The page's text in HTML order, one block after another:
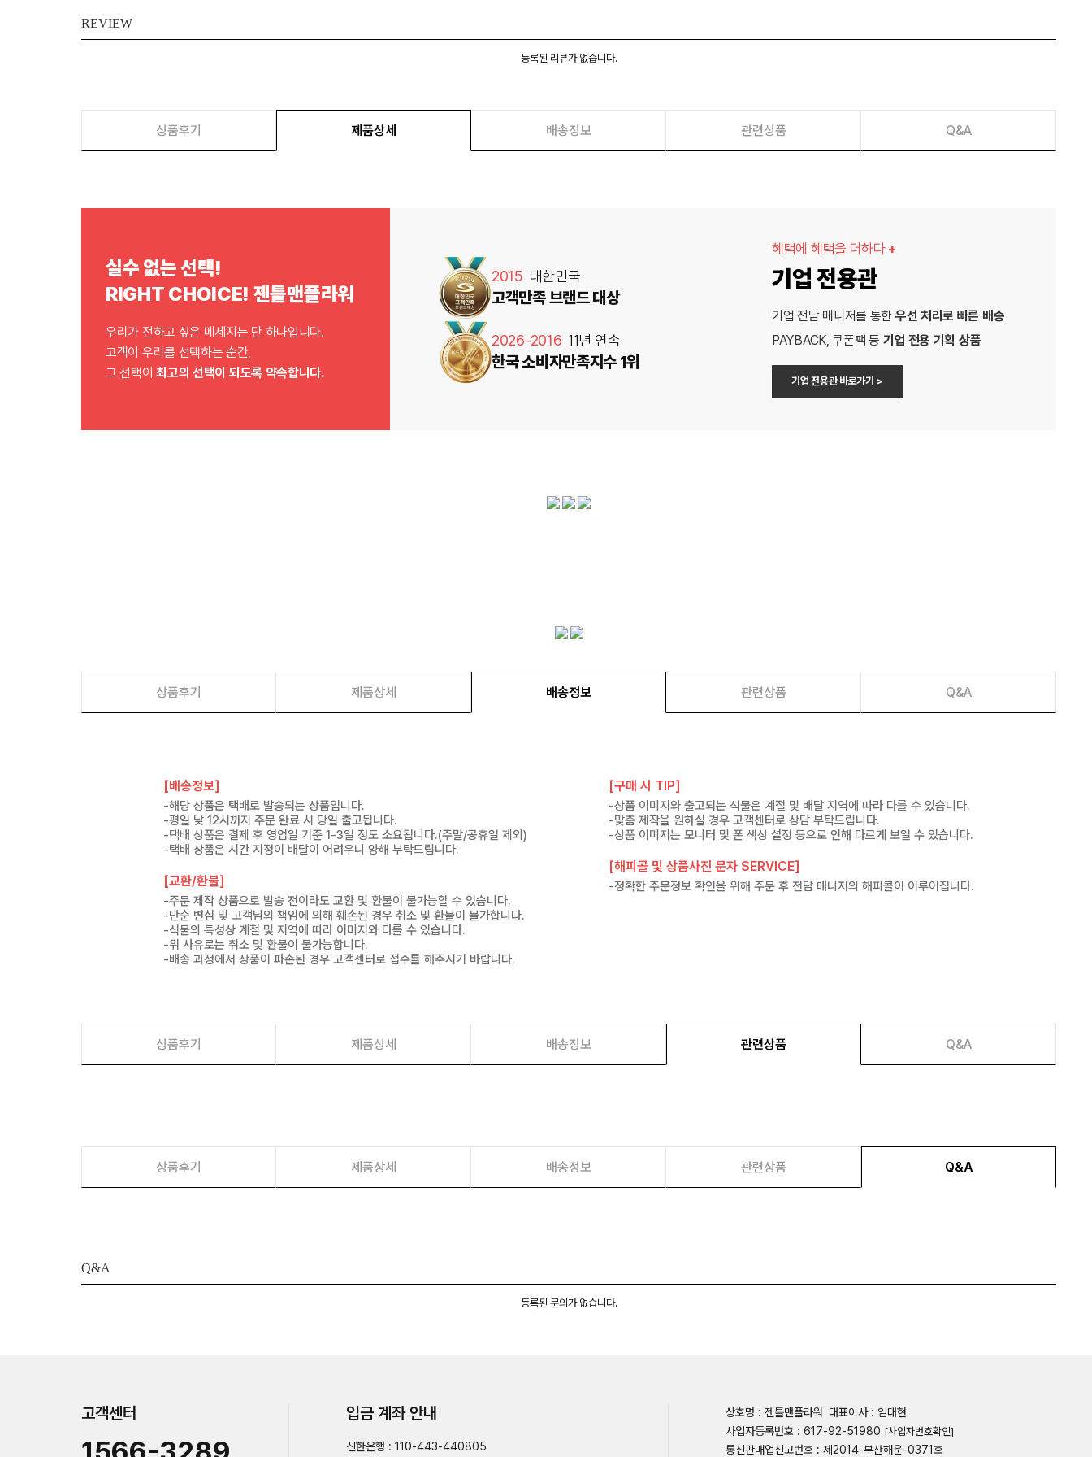
REVIEW
등록된 리뷰가 없습니다.
상품후기 제품상세 배송정보 관련상품 Q&A
실수 없는 선택!
RIGHT CHOICE! 젠틀맨플라워
우리가 전하고 싶은 메세지는 단 하나입니다.
고객이 우리를 선택하는 순간,
그 선택이최고의 선택이 되도록 약속합니다.
2015 대한민국
고객만족 브랜드 대상
2026-2016 11년 연속
한국 소비자만족지수 1위
혜택에 혜택을 더하다 +
기업 전용관
기업 전담 매니저를 통한 우선 처리로 빠른 배송
PAYBACK, 쿠폰팩 등 기업 전용 기획 상품
기업 전용관 바로가기 >
상품후기 제품상세 배송정보 관련상품 Q&A
[배송정보]
-해당 상품은 택배로 발송되는 상품입니다.
-평일 낮 12시까지 주문 완료 시 당일 출고됩니다.
-택배 상품은 결제 후 영업일 기준 1-3일 정도 소요됩니다.(주말/공휴일 제외)
-택배 상품은 시간 지정이 배달이 어려우니 양해 부탁드립니다.
[교환/환불]
-주문 제작 상품으로 발송 전이라도 교환 및 환불이 불가능할 수 있습니다.
-단순 변심 및 고객님의 책임에 의해 훼손된 경우 취소 및 환불이 불가합니다.
-식물의 특성상 계절 및 지역에 따라 이미지와 다를 수 있습니다.
-위 사유로는 취소 및 환불이 불가능합니다.
-배송 과정에서 상품이 파손된 경우 고객센터로 접수를 해주시기 바랍니다.
[구매 시 TIP]
-상품 이미지와 출고되는 식물은 계절 및 배달 지역에 따라 다를 수 있습니다.
-맞춤 제작을 원하실 경우 고객센터로 상담 부탁드립니다.
-상품 이미지는 모니터 및 폰 색상 설정 등으로 인해 다르게 보일 수 있습니다.
[해피콜 및 상품사진 문자 SERVICE]
-정확한 주문정보 확인을 위해 주문 후 전담 매니저의 해피콜이 이루어집니다.
상품후기 제품상세 배송정보 관련상품 Q&A
상품후기 제품상세 배송정보 관련상품 Q&A
Q&A
등록된 문의가 없습니다.
고객센터 입금 계좌 안내
신한은행 : 110-443-440805
상호명 : 젠틀맨플라워
대표이사 : 임대현
사업자등록번호 : 617-92-51980 [사업자번호확인]
통신판매업신고번호 : 제2014-부산해운-0371호